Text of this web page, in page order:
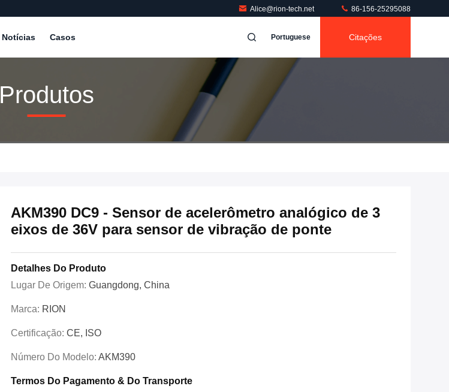
Alice@rion-tech.net 86-156-25295088
Notícias Casos Portuguese Citações
Produtos
AKM390 DC9 - Sensor de acelerômetro analógico de 3
eixos de 36V para sensor de vibração de ponte
Detalhes Do Produto
Lugar De Origem: Guangdong, China
Marca: RION
Certificação: CE, ISO
Número Do Modelo: AKM390
Termos Do Pagamento & Do Transporte